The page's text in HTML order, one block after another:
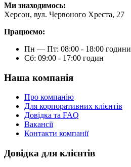
Ми знаходимось:
Херсон, вул. Червоного Хреста, 27
Працюємо:
Пн — Пт: 08:00 - 18:00 години
Сб: 09:00 - 17:00 годин
Наша компанія
Про компанію
Для корпоративних клієнтів
Довідка та FAQ
Вакансії
Контакти компанії
Довідка для клієнтів